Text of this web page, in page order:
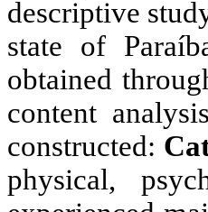
descriptive
state of
obtained
content
constructed:
physical,